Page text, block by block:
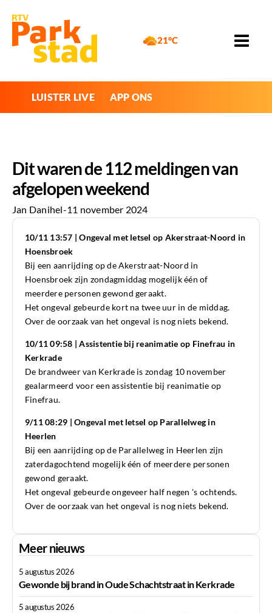
21°C
LUISTER LIVE APP ONS
Dit waren de 112 meldingen van
afgelopen weekend
Jan Danihel-11 november 2024
10/11 13:57 | Ongeval met letsel op Akerstraat-Noord in
Hoensbroek
Bij een aanrijding op de Akerstraat-Noord in
Hoensbroek zijn zondagmiddag mogelijk één of
meerdere personen gewond geraakt.
Het ongeval gebeurde kort na twee uur in de middag.
Over de oorzaak van het ongeval is nog niets bekend.
10/11 09:58 | Assistentie bij reanimatie op Finefrau in
Kerkrade
De brandweer van Kerkrade is zondag 10 november
gealarmeerd voor een assistentie bij reanimatie op
Finefrau.
9/11 08:29 | Ongeval met letsel op Parallelweg in
Heerlen
Bij een aanrijding op de Parallelweg in Heerlen zijn
zaterdagochtend mogelijk één of meerdere personen
gewond geraakt.
Het ongeval gebeurde ongeveer half negen 's ochtends.
Over de oorzaak van het ongeval is nog niets bekend.
Meer nieuws
5 augustus 2026
Gewonde bij brand in Oude Schachtstraat in Kerkrade
5 augustus 2026